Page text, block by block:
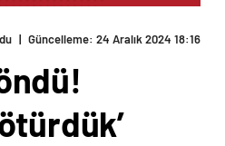
| Güncelleme: 24 Aralık 2024 18:16